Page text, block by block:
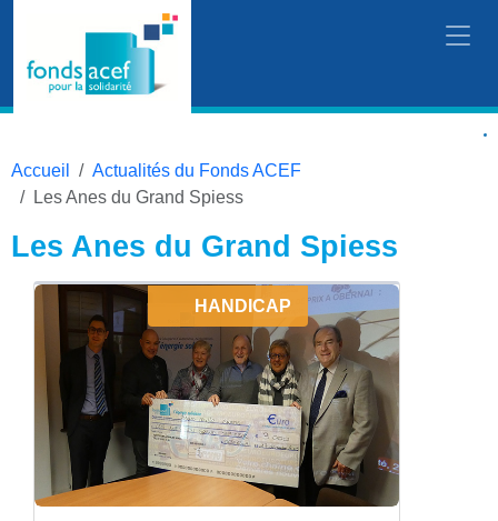
Accueil
Actualités du Fonds ACEF
Les Anes du Grand Spiess
Les Anes du Grand Spiess
HANDICAP